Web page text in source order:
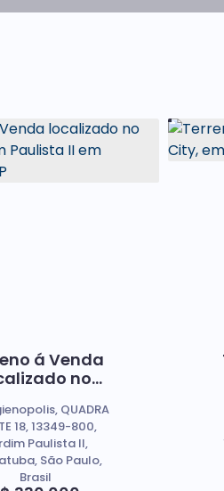
á Venda
no
II em
SP
QUADRA
18, 13349-800,
Paulista II,
São Paulo,
Brasil